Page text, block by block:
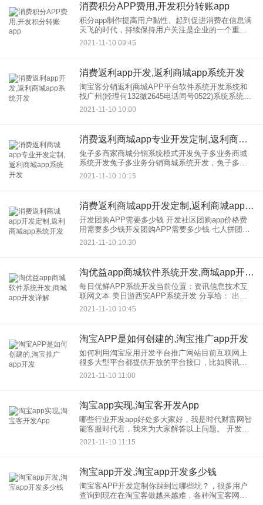
消费积分APP费用,开发积分转账app
积分app制作提高用户黏性、起到促进消费在信息满
天飞的时代，持续保持用户关注是企业的一个重要
问题。没有人知道开发，的公益APP，所以消费积
分可以在创新、留存和变现方面发挥重要作用，只
2021-11-10 09:45
消费返利app开发,返利商城app系统开发
淘宝客分销返利商城APP平台软件系统开发系统和
找广州(经理何132微2645电话同号0522)系统系统返
利商城系统软件开发，返利商城系统定制开发，Http
这个模型分为四种类型：铜、金、银和钻石。到达
2021-11-10 10:00
消费返利商城app专业开发定制,返利商城app系统开发
兔子多商家商城分销系统模式开发兔子多业务商城
系统开发兔子多业务分销商城系统开发，兔子多业
务分红商城系统开发，兔子多业务商城系统模式开
发，兔子多业务商城系统开发APP，兔子多商户商
2021-11-10 10:15
消费返利商城app开发定制,返利商城app系统开发
开发团购APP需要多少钱 开发社区团购app价格费
用需要多少钱开发团购APP需要多少钱 七人拼团商
城APP系统定制开发 七人拼团商城APP系统定制开
发1、七人拼团模式商城系统软件开发需要
2021-11-10 10:30
淘优益app商城软件系统开发,商城app开发详解
每日优鲜APP系统开发当前位置：资讯信息技术互
联网文本 美日游西安APP系统开发 分享给： 出
版：作者：甄访问量：23 核心提示：每日生鲜系统
每日生鲜系统开发，振盛130微662
2021-11-10 10:45
淘宝APP是如何创建的,淘宝推广app开发
如何利用淘宝应用开发平台推广网站目前互联网上
很多大型平台都提供开放的平台接口，比如腾讯、
百度、淘宝等。这三个平台都提供了应用提交接
口，利用好这些平台可以给网站带来很多帮助。之
2021-11-10 11:00
淘宝app实现,淘宝客开发App
哪些行业开发app好处多大家好，我是时代财富网智
能客服时代君，我来为大家解答以上问题。 开发
APP具有诸多优势的行业有： 1.餐饮业应用开发 有
了APP，我们摆脱了传单档次低、效果差
2021-11-10 11:15
淘宝app开发,淘宝app开发多少钱
淘宝客APP开发定制你踩到过哪些坑？，很多用户
查询到现在在淘宝客做越来越难，各种淘宝客网站